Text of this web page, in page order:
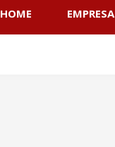
HOME EMPRESA